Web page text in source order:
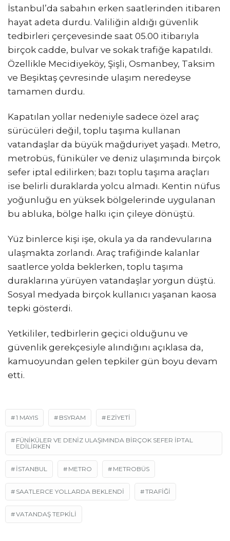
İstanbul’da sabahın erken saatlerinden itibaren
hayat adeta durdu. Valiliğin aldığı güvenlik
tedbirleri çerçevesinde saat 05.00 itibarıyla
birçok cadde, bulvar ve sokak trafiğe kapatıldı.
Özellikle Mecidiyeköy, Şişli, Osmanbey, Taksim
ve Beşiktaş çevresinde ulaşım neredeyse
tamamen durdu.
Kapatılan yollar nedeniyle sadece özel araç
sürücüleri değil, toplu taşıma kullanan
vatandaşlar da büyük mağduriyet yaşadı. Metro,
metrobüs, füniküler ve deniz ulaşımında birçok
sefer iptal edilirken; bazı toplu taşıma araçları
ise belirli duraklarda yolcu almadı. Kentin nüfus
yoğunluğu en yüksek bölgelerinde uygulanan
bu abluka, bölge halkı için çileye dönüştü.
Yüz binlerce kişi işe, okula ya da randevularına
ulaşmakta zorlandı. Araç trafiğinde kalanlar
saatlerce yolda beklerken, toplu taşıma
duraklarına yürüyen vatandaşlar yorgun düştü.
Sosyal medyada birçok kullanıcı yaşanan kaosa
tepki gösterdi.
Yetkililer, tedbirlerin geçici olduğunu ve
güvenlik gerekçesiyle alındığını açıklasa da,
kamuoyundan gelen tepkiler gün boyu devam
etti.
1 MAYIS BSYRAM EZIYETI
FÜNIKÜLER VE DENIZ ULAŞIMINDA BIRÇOK SEFER IPTAL
EDILIRKEN
ISTANBUL METRO METROBÜS
SAATLERCE YOLLARDA BEKLENDI TRAFIĞI
VATANDAŞ TEPKILI